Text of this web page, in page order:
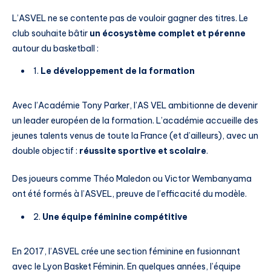
L’ASVEL ne se contente pas de vouloir gagner des titres. Le
club souhaite bâtir un écosystème complet et pérenne
autour du basketball :
1. Le développement de la formation
Avec l’Académie Tony Parker, l’AS VEL ambitionne de devenir
un leader européen de la formation. L’académie accueille des
jeunes talents venus de toute la France (et d’ailleurs), avec un
double objectif : réussite sportive et scolaire.
Des joueurs comme Théo Maledon ou Victor Wembanyama
ont été formés à l’ASVEL, preuve de l’efficacité du modèle.
2. Une équipe féminine compétitive
En 2017, l’ASVEL crée une section féminine en fusionnant
avec le Lyon Basket Féminin. En quelques années, l’équipe